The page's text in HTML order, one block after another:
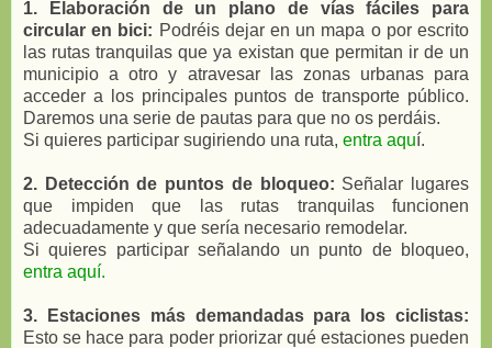
1. Elaboración de un plano de vías fáciles para
circular en bici: Podréis dejar en un mapa o por escrito
las rutas tranquilas que ya existan que permitan ir de un
municipio a otro y atravesar las zonas urbanas para
acceder a los principales puntos de transporte público.
Daremos una serie de pautas para que no os perdáis.
Si quieres participar sugiriendo una ruta, entra aquí.
2. Detección de puntos de bloqueo: Señalar lugares
que impiden que las rutas tranquilas funcionen
adecuadamente y que sería necesario remodelar.
Si quieres participar señalando un punto de bloqueo,
entra aquí.
3. Estaciones más demandadas para los ciclistas:
Esto se hace para poder priorizar qué estaciones pueden